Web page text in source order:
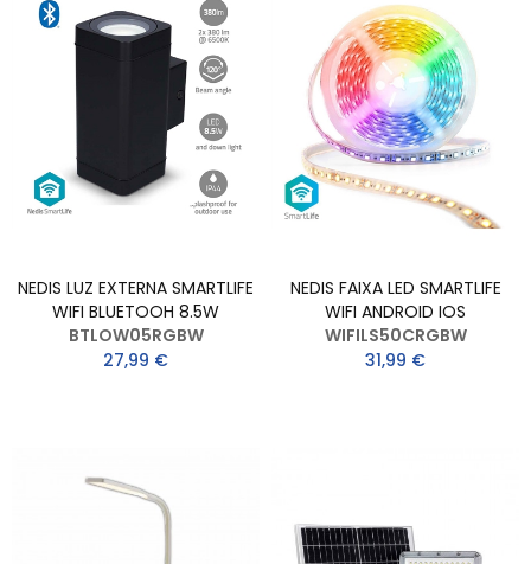
NEDIS LUZ EXTERNA SMARTLIFE
WIFI BLUETOOH 8.5W
BTLOW05RGBW
27,99 €
NEDIS FAIXA LED SMARTLIFE
WIFI ANDROID IOS
WIFILS50CRGBW
31,99 €